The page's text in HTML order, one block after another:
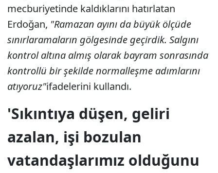
mecburiyetinde kaldıklarını hatırlatan
Erdoğan, "Ramazan ayını da büyük ölçüde
sınırlaramaların gölgesinde geçirdik. Salgını
kontrol altına almış olarak bayram sonrasında
kontrollü bir şekilde normalleşme adımlarını
atıyoruz"ifadelerini kullandı.
'Sıkıntıya düşen, geliri
azalan, işi bozulan
vatandaşlarımız olduğunu